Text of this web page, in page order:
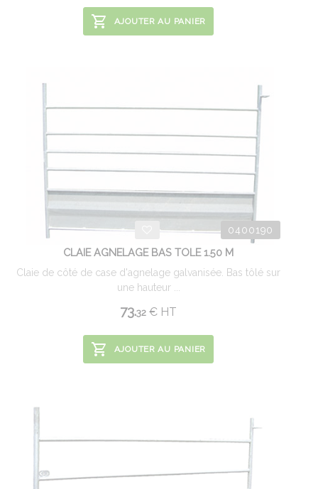
AJOUTER AU PANIER
0400190
CLAIE AGNELAGE BAS TOLE 1.50 M
Claie de côté de case d'agnelage galvanisée. Bas tôlé sur
une hauteur ...
73.32 € HT
AJOUTER AU PANIER